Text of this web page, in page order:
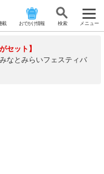
載 おでかけ情報 検 索 メニュー
セット】
なとみらいフェスティバ